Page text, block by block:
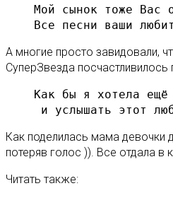
Мой сынок тоже Вас
Все песни ваши
А многие просто завидовали,
СуперЗвезда посчастливилось
Как бы я хотела ещё
и услышать этот
Как поделилась мама девочки
потеряв голос )). Все отдала в
Читать также: